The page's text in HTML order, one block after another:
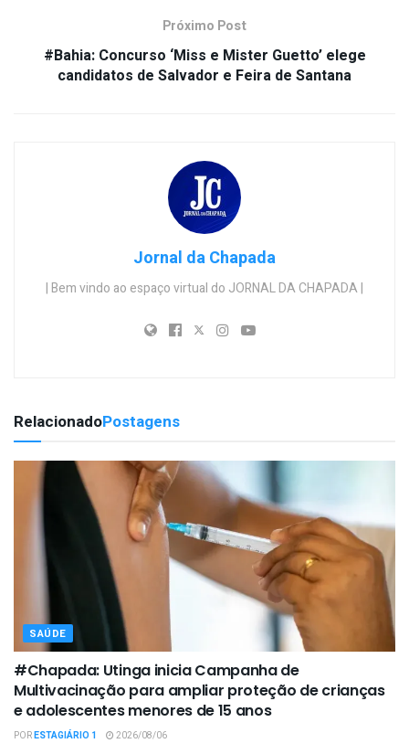
Próximo Post
#Bahia: Concurso ‘Miss e Mister Guetto’ elege
candidatos de Salvador e Feira de Santana
Jornal da Chapada
| Bem vindo ao espaço virtual do JORNAL DA CHAPADA |
RelacionadoPostagens
SAÚDE
#Chapada: Utinga inicia Campanha de
Multivacinação para ampliar proteção de crianças
e adolescentes menores de 15 anos
PORESTAGIÁRIO 1 2026/08/06